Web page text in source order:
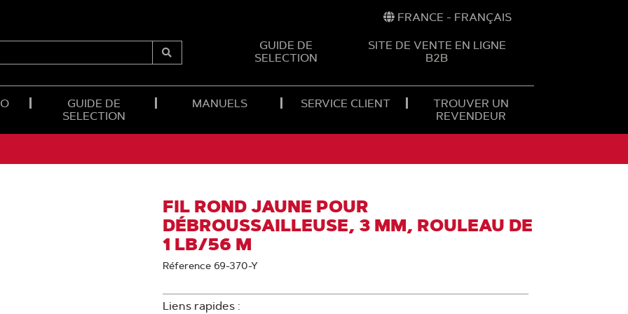
FRANCE - FRANÇAIS
Submit
GUIDE DE
SELECTION
SITE DE VENTE EN LIGNE
B2B
GUIDE DE
SELECTION
MANUELS SERVICE CLIENT
TROUVER UN
REVENDEUR
FIL ROND JAUNE POUR
DÉBROUSSAILLEUSE, 3 MM, ROULEAU DE
1 LB/56 M
Réference 69-370-Y
Liens rapides :